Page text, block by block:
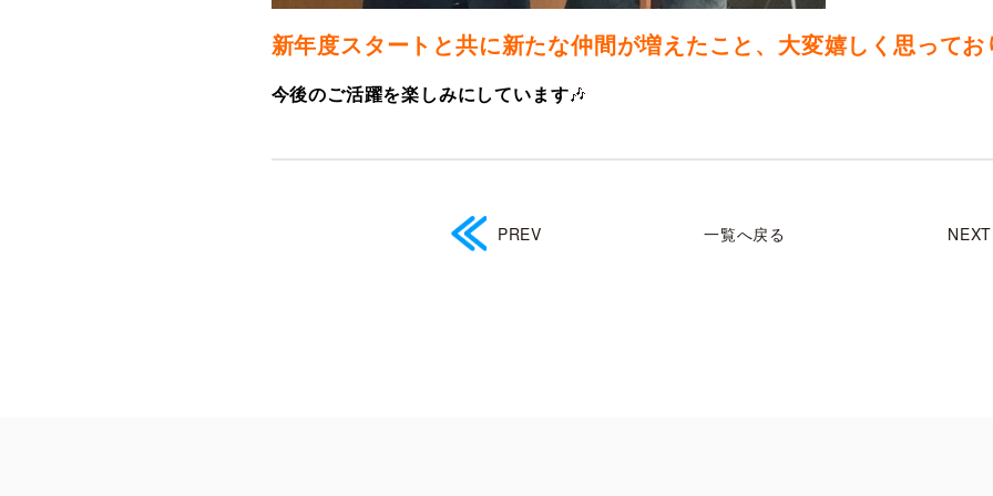
新年度スタートと共に新たな仲間が増えたこと、大変嬉しく思って
今後のご活躍を楽しみにしています🎶
PREV 一覧へ戻る NEXT